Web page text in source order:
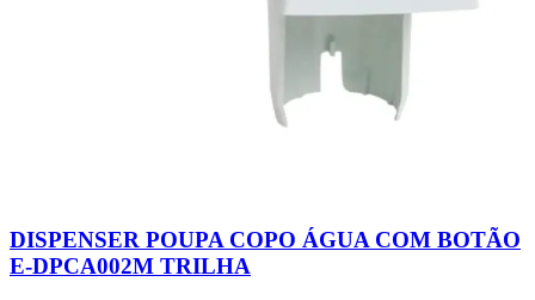
DISPENSER POUPA COPO ÁGUA COM BOTÃO
E-DPCA002M TRILHA